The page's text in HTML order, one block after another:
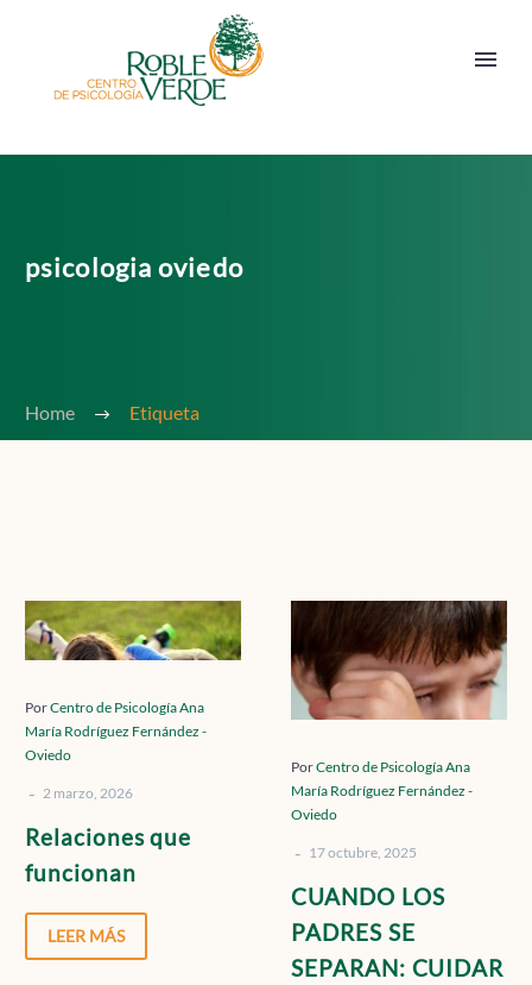
Solicita cita
psicologia oviedo
Home Etiqueta
Relaciones
que
PorCentro de Psicología Ana
María Rodríguez Fernández -
Oviedo
- 2 marzo, 2026
Relaciones que
funcionan
LEER MÁS
CUANDO
LOS
PADRES
SE
CUIDAR
LO
DECIMOS
DELANTE
DE
LOS
HIJOS
PorCentro de Psicología Ana
María Rodríguez Fernández -
Oviedo
- 17 octubre, 2025
CUANDO LOS
PADRES SE
SEPARAN: CUIDAR